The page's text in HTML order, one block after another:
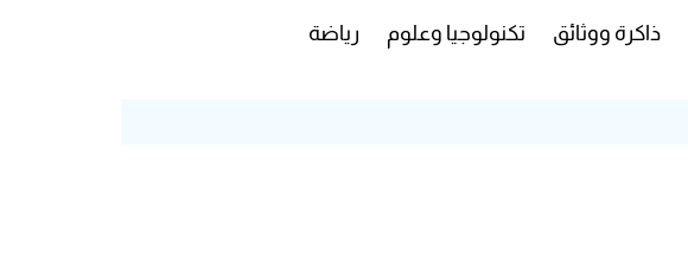
ذاكرة ووثائق تكنولوجيا وعلوم رياضة